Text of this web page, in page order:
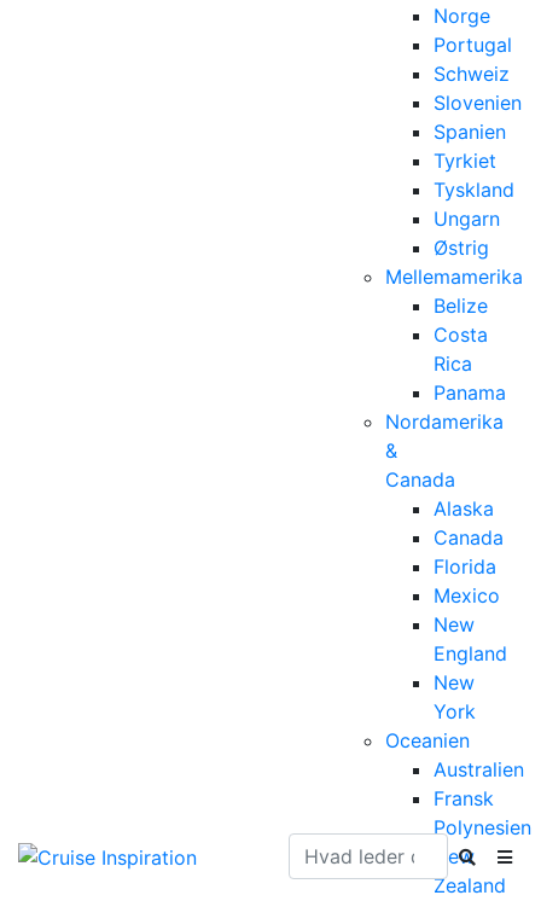
Norge
Portugal
Schweiz
Slovenien
Spanien
Tyrkiet
Tyskland
Ungarn
Østrig
Mellemamerika
Belize
Costa
Rica
Panama
Nordamerika
&
Canada
Alaska
Canada
Florida
Mexico
New
England
New
York
Oceanien
Australien
Fransk
Polynesien
New
Zealand